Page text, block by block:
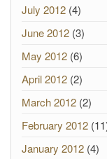
July 2012 (4)
June 2012 (3)
May 2012 (6)
April 2012 (2)
March 2012 (2)
February 2012
January 2012 (4)